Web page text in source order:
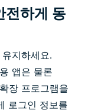
전하게 동
지하세요.
앱은 물론
장 프로그램을
로그인 정보를